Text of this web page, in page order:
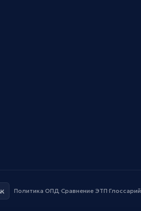
Политика ОПД·Сравнение ЭТП·Глоссарий